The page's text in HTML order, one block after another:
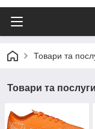
Товари та
Товари та послуги